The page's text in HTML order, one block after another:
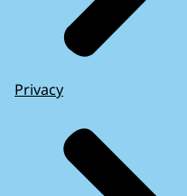
Privacy